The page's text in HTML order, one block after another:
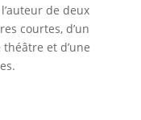
de deux
courtes, d’un
et d’une